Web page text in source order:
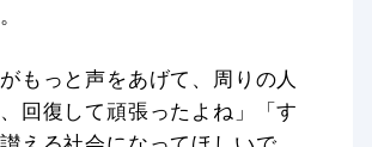
もっと声をあげて、周りの人
回復して頑張ったよね」「す